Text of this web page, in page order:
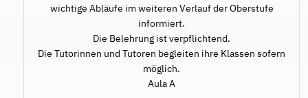
wichtige Abläufe im weiteren Verlauf der Oberstufe
informiert.
Die Belehrung ist verpflichtend.
Die Tutorinnen und Tutoren begleiten ihre Klassen sofern
möglich.
Aula A